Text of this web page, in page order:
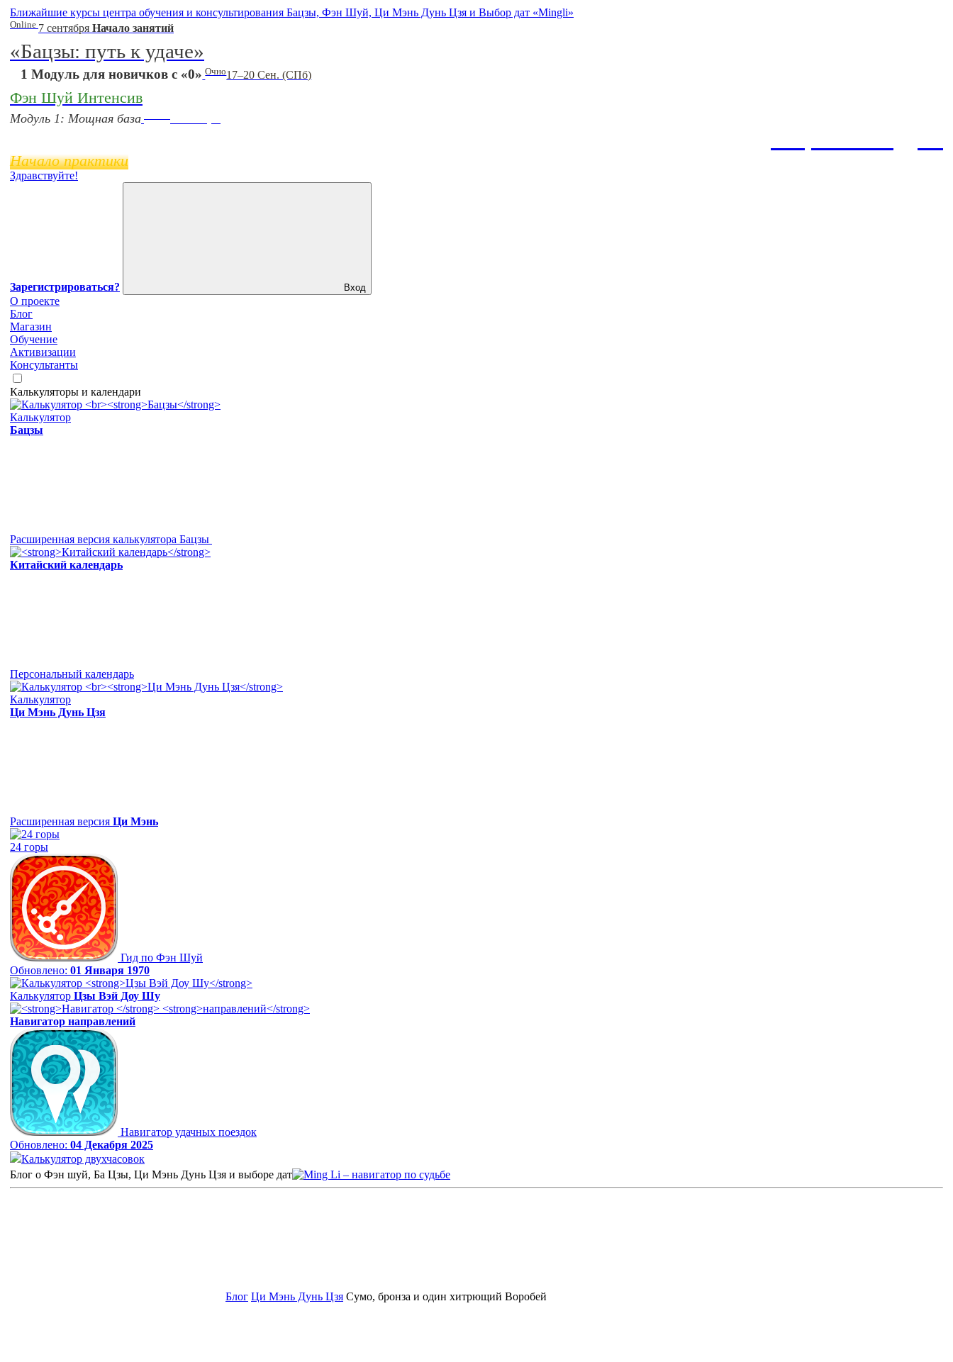
Ближайшие курсы центра обучения и консультирования Бацзы, Фэн Шуй, Ци Мэнь Дунь Цзя и Выбор дат «Mingli»
Online 7 сентября Начало занятий
«Бацзы: путь к удаче»
1 Модуль для новичков с «0» Очно17–20 Сен. (СПб)
Фэн Шуй Интенсив
Модуль 1: Мощная база
Начало практики
Здравствуйте!
Зарегистрироваться? Вход
О проекте
Блог
Магазин
Обучение
Активизации
Консультанты
Калькуляторы и календари
Калькулятор
Бацзы
Расширенная версия калькулятора Бацзы
Китайский календарь
Персональный календарь
Калькулятор
Ци Мэнь Дунь Цзя
Расширенная версия Ци Мэнь
24 горы
Гид по Фэн Шуй
Обновлено: 01 Января 1970
Калькулятор Цзы Вэй Доу Шу
Навигатор направлений
Навигатор удачных поездок
Обновлено: 04 Декабря 2025
Калькулятор двухчасовок
Блог о Фэн шуй, Ба Цзы, Ци Мэнь Дунь Цзя и выборе дат
Блог Ци Мэнь Дунь Цзя Сумо, бронза и один хитрющий Воробей